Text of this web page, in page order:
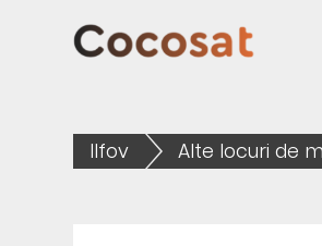
Ilfov Alte locuri de